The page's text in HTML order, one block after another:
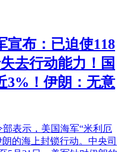
宣布：已迫使118
去行动能力！国
3%！伊朗：无意
表示，美国海军“米利厄
的海上封锁行动。中央司